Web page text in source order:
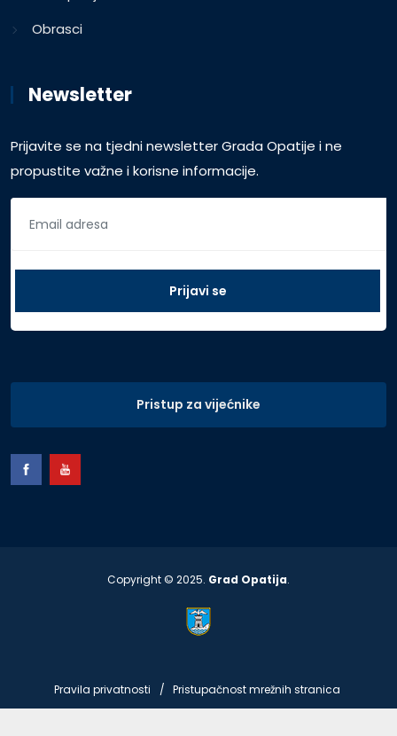
Obrasci
Newsletter
Prijavite se na tjedni newsletter Grada Opatije i ne
propustite važne i korisne informacije.
Pristup za vijećnike
Copyright © 2025. Grad Opatija.
Pravila privatnosti Pristupačnost mrežnih stranica